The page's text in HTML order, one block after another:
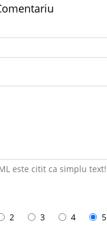
este citit ca simplu text!
2 3 4 5